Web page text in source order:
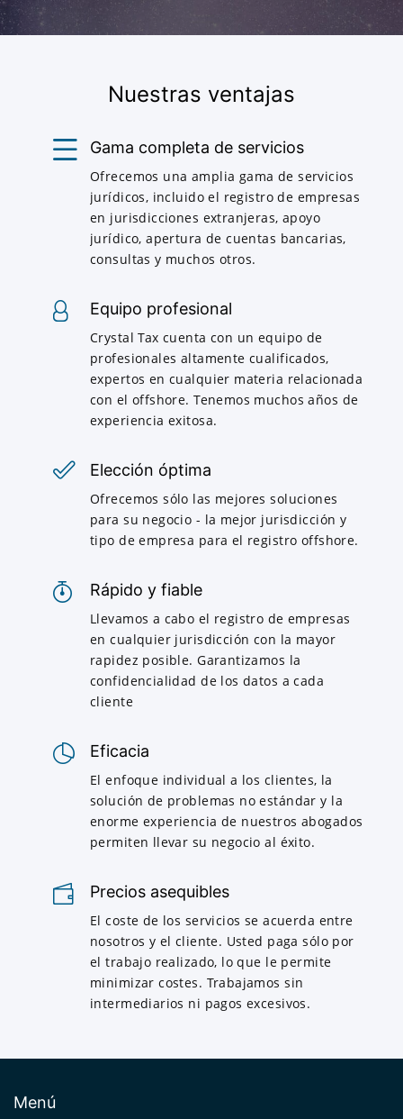
Nuestras ventajas
Gama completa de servicios
Ofrecemos una amplia gama de servicios
jurídicos, incluido el registro de empresas
en jurisdicciones extranjeras, apoyo
jurídico, apertura de cuentas bancarias,
consultas y muchos otros.
Equipo profesional
Crystal Tax cuenta con un equipo de
profesionales altamente cualificados,
expertos en cualquier materia relacionada
con el offshore. Tenemos muchos años de
experiencia exitosa.
Elección óptima
Ofrecemos sólo las mejores soluciones
para su negocio - la mejor jurisdicción y
tipo de empresa para el registro offshore.
Rápido y fiable
Llevamos a cabo el registro de empresas
en cualquier jurisdicción con la mayor
rapidez posible. Garantizamos la
confidencialidad de los datos a cada
cliente
Eficacia
El enfoque individual a los clientes, la
solución de problemas no estándar y la
enorme experiencia de nuestros abogados
permiten llevar su negocio al éxito.
Precios asequibles
El coste de los servicios se acuerda entre
nosotros y el cliente. Usted paga sólo por
el trabajo realizado, lo que le permite
minimizar costes. Trabajamos sin
intermediarios ni pagos excesivos.
Menú